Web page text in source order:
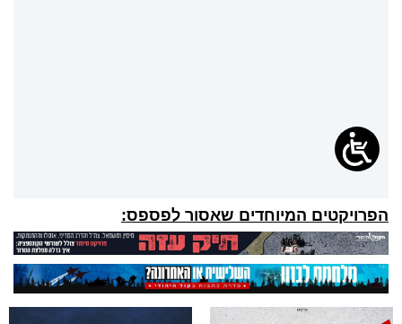
הפרויקטים המיוחדים שאסור לפספס: